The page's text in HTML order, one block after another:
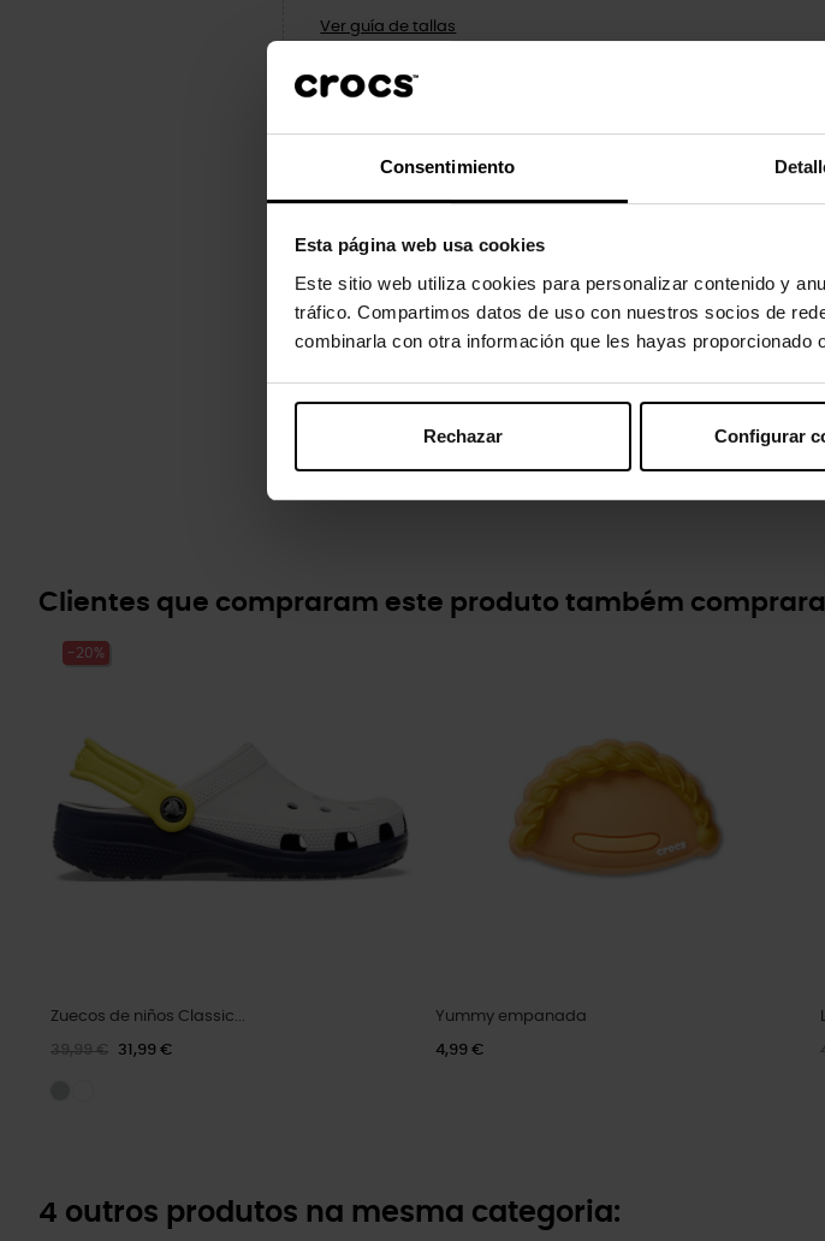
Consentimiento
Esta página web usa cookies
Este sitio web utiliza cookies para personalizar contenido y
tráfico. Compartimos datos de uso con nuestros socios de
combinarla con otra información que les hayas
Rechazar Configurar
Ver guía de tallas
Descrição Dados do produto
tamancos e sandálias favoritos.
Eles não são um brinquedo. Não recomendado para crianças
Clientes que compraram este produto também
-20%
Zuecos de niños Classic...
39,99 € 31,99 €
Yummy empanada
4,99 €
4 outros produtos na mesma categoria: